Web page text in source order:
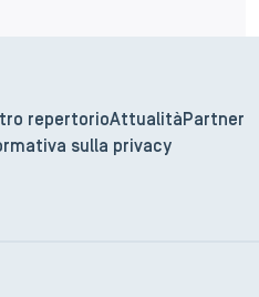
repertorioAttualità Partner
sulla privacy